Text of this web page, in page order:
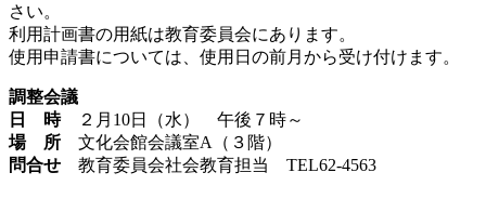
さい。
利用計画書の用紙は教育委員会にあります。
使用申請書については、使用日の前月から受け付けます。
調整会議
日 時２月10日（水） 午後７時～
場 所 文化会館会議室A（３階）
問合せ 教育委員会社会教育担当 TEL62-4563